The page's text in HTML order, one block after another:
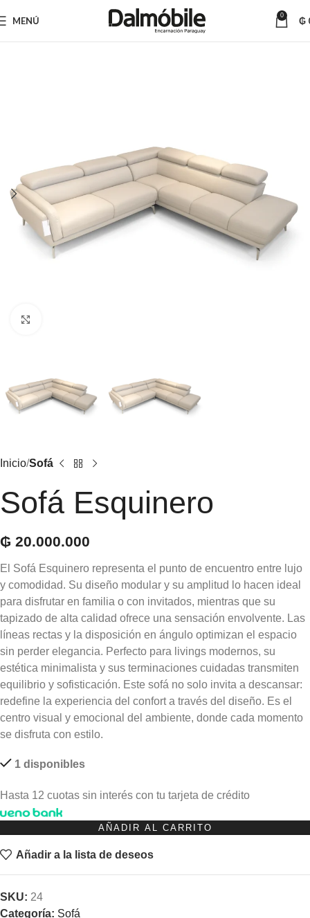
MENÚ 0 ₲
Inicio Sofá
Sofá Esquinero
₲ 20.000.000
El Sofá Esquinero representa el punto de encuentro entre lujo
y comodidad. Su diseño modular y su amplitud lo hacen ideal
para disfrutar en familia o con invitados, mientras que su
tapizado de alta calidad ofrece una sensación envolvente. Las
líneas rectas y la disposición en ángulo optimizan el espacio
sin perder elegancia. Perfecto para livings modernos, su
estética minimalista y sus terminaciones cuidadas transmiten
equilibrio y sofisticación. Este sofá no solo invita a descansar:
redefine la experiencia del confort a través del diseño. Es el
centro visual y emocional del ambiente, donde cada momento
se disfruta con estilo.
1 disponibles
Hasta 12 cuotas sin interés con tu tarjeta de crédito
AÑADIR AL CARRITO
Añadir a la lista de deseos
SKU: 24
Categoría: Sofá